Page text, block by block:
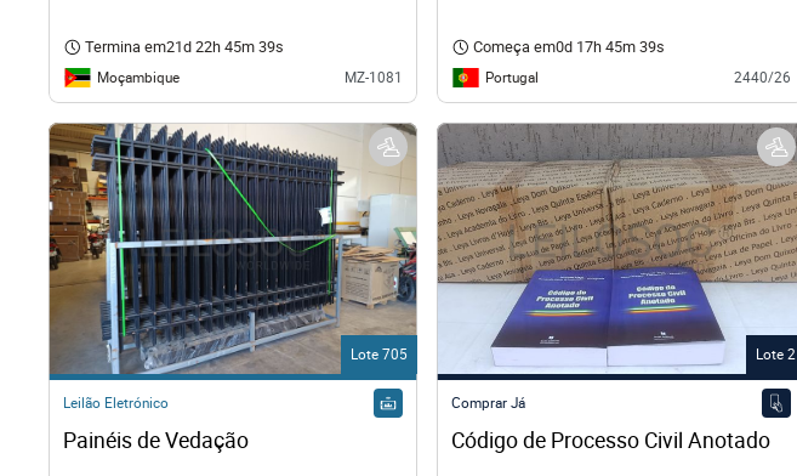
Termina em21d 22h 45m 38s
Moçambique MZ-1081
Começa em0d 17h 45m 38s
Portugal 2440/26
Lote 705
Leilão Eletrónico
Painéis de Vedação
Lote 2
Comprar Já
Código de Processo Civil Anotado